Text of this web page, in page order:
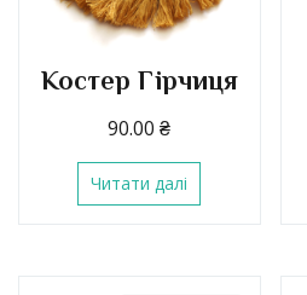
Костер Гірчиця
90.00₴
Читати далі